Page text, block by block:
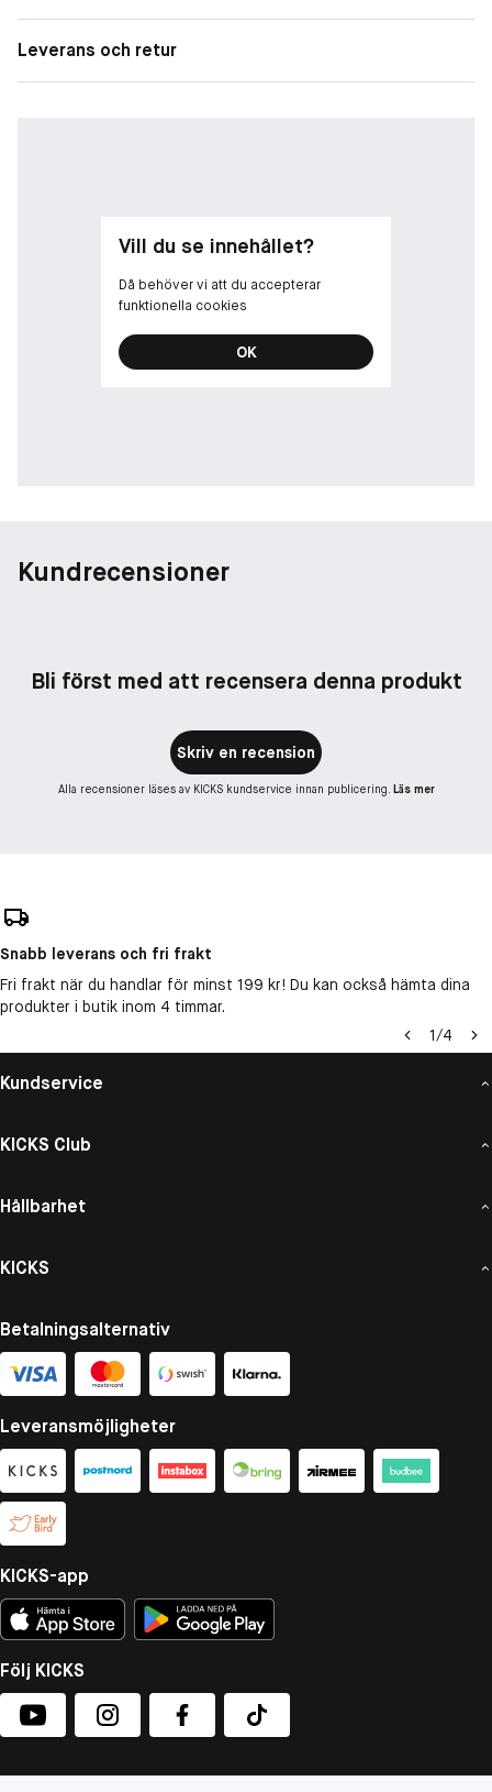
Leverans och retur
Vill du se innehållet?
Då behöver vi att du accepterar
funktionella cookies
OK
Kundrecensioner
Bli först med att recensera denna produkt
Skriv en recension
Alla recensioner läses av KICKS kundservice innan publicering. Läs mer
Snabb leverans och fri frakt
Fri frakt när du handlar för minst 199 kr! Du kan också hämta dina
produkter i butik inom 4 timmar.
1/4
Kundservice
KICKS Club
Hållbarhet
KICKS
Betalningsalternativ
Leveransmöjligheter
KICKS-app
Följ KICKS